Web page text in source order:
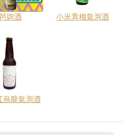
芭迦酒 小米青梅氣泡酒
烏龍氣泡酒